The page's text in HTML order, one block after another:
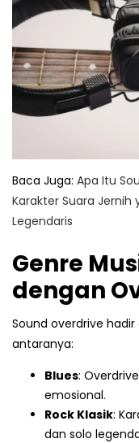
Baca Juga: Apa Itu
Karakter Suara Jernih
Legendaris
Genre
dengan
Sound overdrive
antaranya:
Blues:
emosional.
Rock Klasik:
dan solo